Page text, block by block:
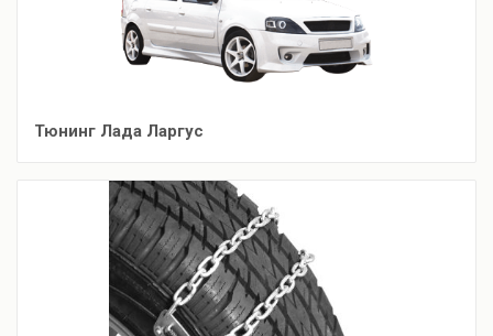
Тюнинг Лада Ларгус